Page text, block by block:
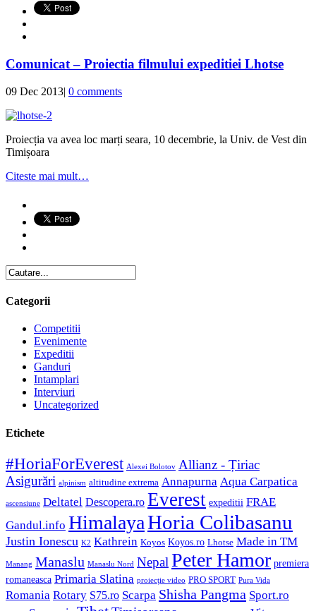
Comunicat – Proiectia filmului expeditiei Lhotse
09 Dec 2013| 0 comments
Proiecția va avea loc marți seara, 10 decembrie, la Univ. de Vest din
Timișoara
Citeste mai mult…
Categorii
Competitii
Evenimente
Expeditii
Ganduri
Intamplari
Interviuri
Uncategorized
Etichete
#HoriaForEverest Alexei Bolotov Allianz - Țiriac
Asigurări alpinism altitudine extrema Annapurna Aqua Carpatica
ascensiune Deltatel Descopera.ro Everest expeditii FRAE
Gandul.info HimalayaHoria Colibasanu
Justin Ionescu K2 Kathrein Koyos Koyos.ro Lhotse Made in TM
Manang Manaslu Manaslu Nord Nepal Peter Hamor premiera
romaneasca Primaria Slatina proiecție video PRO SPORT Pura Vida
Romania Rotary S75.ro Scarpa Shisha Pangma Sport.ro